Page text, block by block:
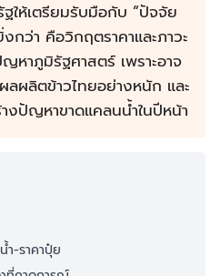
ฐให้เตรียมรับมือกับ “ปัจจัย
กว่า คือวิกฤตราคาและภาวะ
หาภูมิรัฐศาสตร์ เพราะอาจ
ลผลิตข้าวไทยอย่างหนัก และ
งปัญหาขาดแคลนน้ำในปีหน้า
-ราคาปุ๋ย